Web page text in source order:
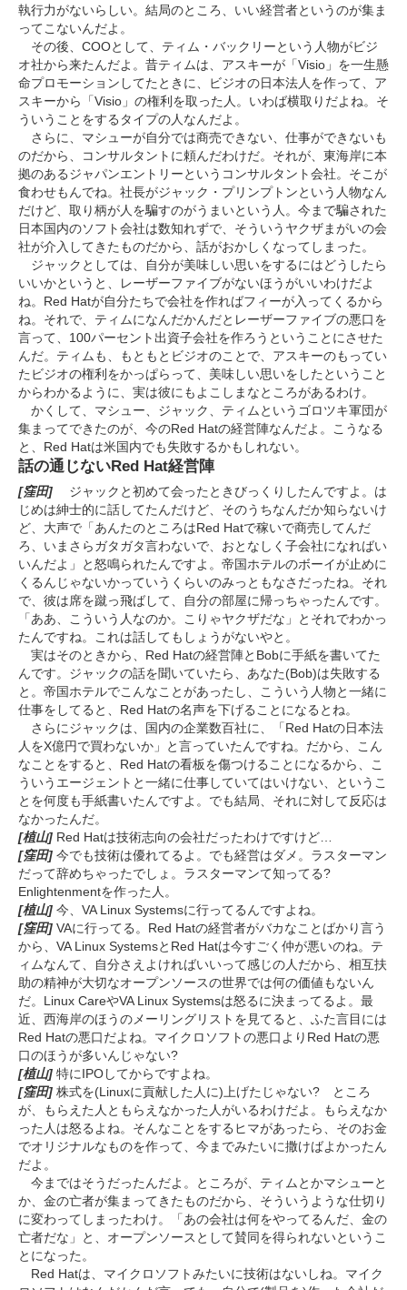
執行力がないらしい。結局のところ、いい経営者というのが集ま
ってこないんだよ。
その後、COOとして、ティム・バックリーという人物がビジ
オ社から来たんだよ。昔ティムは、アスキーが「Visio」を一生懸
命プロモーションしてたときに、ビジオの日本法人を作って、ア
スキーから「Visio」の権利を取った人。いわば横取りだよね。そ
ういうことをするタイプの人なんだよ。
さらに、マシューが自分では商売できない、仕事ができないも
のだから、コンサルタントに頼んだわけだ。それが、東海岸に本
拠のあるジャパンエントリーというコンサルタント会社。そこが
食わせもんでね。社長がジャック・プリンプトンという人物なん
だけど、取り柄が人を騙すのがうまいという人。今まで騙された
日本国内のソフト会社は数知れずで、そういうヤクザまがいの会
社が介入してきたものだから、話がおかしくなってしまった。
ジャックとしては、自分が美味しい思いをするにはどうしたら
いいかというと、レーザーファイブがないほうがいいわけだよ
ね。Red Hatが自分たちで会社を作ればフィーが入ってくるから
ね。それで、ティムになんだかんだとレーザーファイブの悪口を
言って、100パーセント出資子会社を作ろうということにさせた
んだ。ティムも、もともとビジオのことで、アスキーのもってい
たビジオの権利をかっぱらって、美味しい思いをしたということ
からわかるように、実は彼にもよこしまなところがあるわけ。
かくして、マシュー、ジャック、ティムというゴロツキ軍団が
集まってできたのが、今のRed Hatの経営陣なんだよ。こうなる
と、Red Hatは米国内でも失敗するかもしれない。
話の通じないRed Hat経営陣
[窪田]
ジャックと初めて会ったときびっくりしたんですよ。は
じめは紳士的に話してたんだけど、そのうちなんだか知らないけ
ど、大声で「あんたのところはRed Hatで稼いで商売してんだ
ろ、いまさらガタガタ言わないで、おとなしく子会社になればい
いんだよ」と怒鳴られたんですよ。帝国ホテルのボーイが止めに
くるんじゃないかっていうくらいのみっともなさだったね。それ
で、彼は席を蹴っ飛ばして、自分の部屋に帰っちゃったんです。
「ああ、こういう人なのか。こりゃヤクザだな」とそれでわかっ
たんですね。これは話してもしょうがないやと。
実はそのときから、Red Hatの経営陣とBobに手紙を書いてた
んです。ジャックの話を聞いていたら、あなた(Bob)は失敗する
と。帝国ホテルでこんなことがあったし、こういう人物と一緒に
仕事をしてると、Red Hatの名声を下げることになるとね。
さらにジャックは、国内の企業数百社に、「Red Hatの日本法
人をX億円で買わないか」と言っていたんですね。だから、こん
なことをすると、Red Hatの看板を傷つけることになるから、こ
ういうエージェントと一緒に仕事していてはいけない、というこ
とを何度も手紙書いたんですよ。でも結局、それに対して反応は
なかったんだ。
[植山] Red Hatは技術志向の会社だったわけですけど…
[窪田] 今でも技術は優れてるよ。でも経営はダメ。ラスターマン
だって辞めちゃったでしょ。ラスターマンて知ってる?
Enlightenmentを作った人。
[植山] 今、VA Linux Systemsに行ってるんですよね。
[窪田] VAに行ってる。Red Hatの経営者がバカなことばかり言う
から、VA Linux SystemsとRed Hatは今すごく仲が悪いのね。テ
ィムなんて、自分さえよければいいって感じの人だから、相互扶
助の精神が大切なオープンソースの世界では何の価値もないん
だ。Linux CareやVA Linux Systemsは怒るに決まってるよ。最
近、西海岸のほうのメーリングリストを見てると、ふた言目には
Red Hatの悪口だよね。マイクロソフトの悪口よりRed Hatの悪
口のほうが多いんじゃない?
[植山] 特にIPOしてからですよね。
[窪田] 株式を(Linuxに貢献した人に)上げたじゃない? ところ
が、もらえた人ともらえなかった人がいるわけだよ。もらえなか
った人は怒るよね。そんなことをするヒマがあったら、そのお金
でオリジナルなものを作って、今までみたいに撒けばよかったん
だよ。
今まではそうだったんだよ。ところが、ティムとかマシューと
か、金の亡者が集まってきたものだから、そういうような仕切り
に変わってしまったわけ。「あの会社は何をやってるんだ、金の
亡者だな」と、オープンソースとして賛同を得られないというこ
とになった。
Red Hatは、マイクロソフトみたいに技術はないしね。マイク